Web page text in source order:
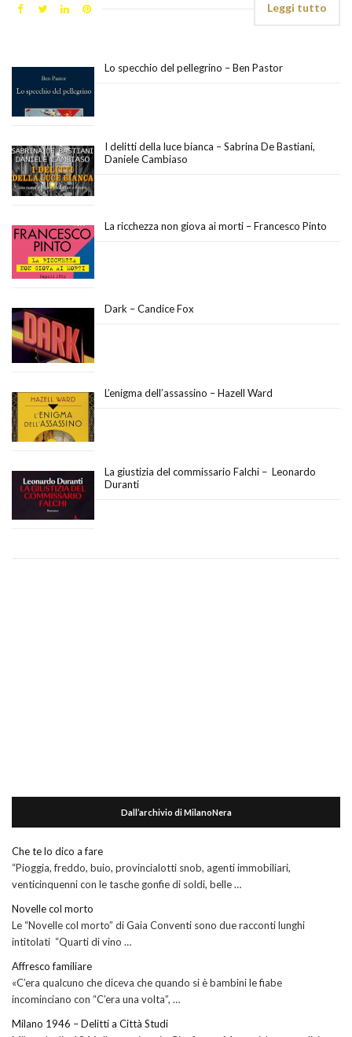
Leggi tutto
Lo specchio del pellegrino – Ben Pastor
I delitti della luce bianca – Sabrina De Bastiani,
Daniele Cambiaso
La ricchezza non giova ai morti – Francesco Pinto
Dark – Candice Fox
L’enigma dell’assassino – Hazell Ward
La giustizia del commissario Falchi – Leonardo
Duranti
Dall’archivio di MilanoNera
Che te lo dico a fare
“Pioggia, freddo, buio, provincialotti snob, agenti immobiliari,
venticinquenni con le tasche gonfie di soldi, belle …
Novelle col morto
Le “Novelle col morto” di Gaia Conventi sono due racconti lunghi
intitolati “Quarti di vino …
Affresco familiare
«C’era qualcuno che diceva che quando si è bambini le fiabe
incominciano con “C’era una volta”, …
Milano 1946 – Delitti a Città Studi